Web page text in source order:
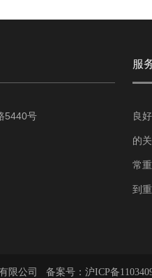
5440号
服
良
的
常
到
限公司 备案号： 沪ICP备